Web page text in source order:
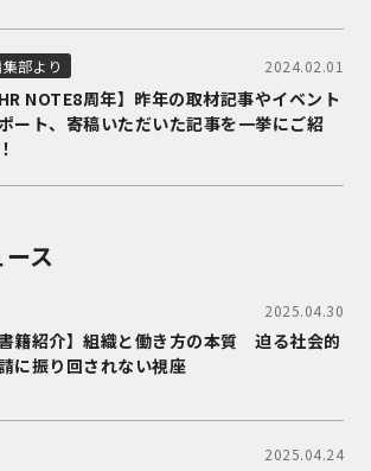
部より 2024.02.01
HR NOTE8周年】昨年の取材記事やイベント
ート、寄稿いただいた記事を一挙にご紹
ス
2025.04.30
書籍紹介】組織と働き方の本質 迫る社会的
に振り回されない視座
2025.04.24